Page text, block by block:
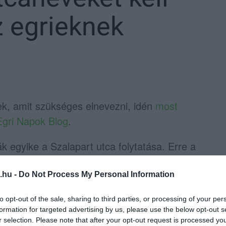
- Do Not Process My Personal Information
opt-out of the sale, sharing to third parties, or processing of your
for targeted advertising by us, please use the below opt-out
selection. Please note that after your opt-out request is processed
egrieknek
amit szükséges elnevezni, idén most
Napok Blog.
egyike a Szalapart utca folytatása. Erre a
a folytatása is várható, így sürgetővé
konkrét utca-házszámot tudjanak
a
a javaslat pozitív elbírálást kapott, tehát
utcát.